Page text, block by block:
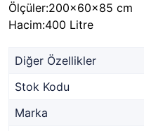
Ölçüler:200x60x85 cm
Hacim:400 Litre
Diğer Özellikler
Stok Kodu
Marka